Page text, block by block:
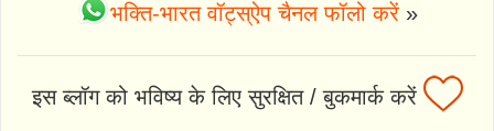
भक्ति-भारत वॉट्स्ऐप चैनल फॉलो करें»
इस ब्लॉग को भविष्य के लिए सुरक्षित / बुकमार्क करें